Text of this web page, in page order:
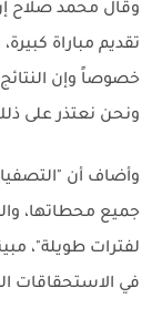
وقال محمد صلاح
تقديم مباراة
خصوصاً وإن
ونحن نعتذر على
وأضاف أن
جميع محطاتها،
لفترات طويلة"،
في الاستحقاقات